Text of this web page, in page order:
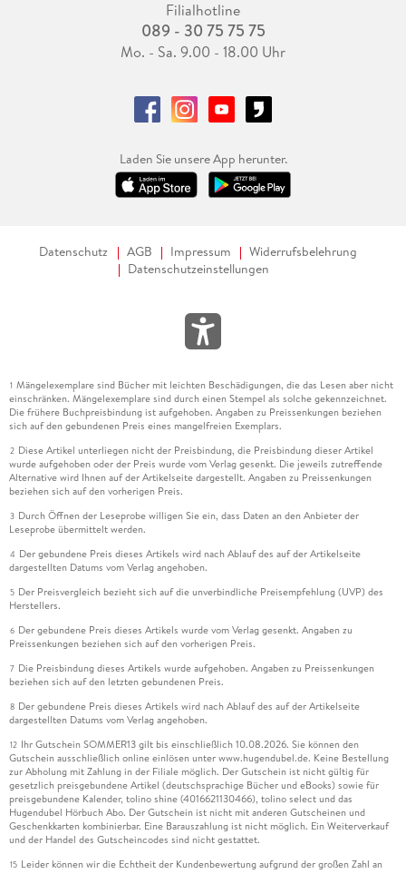
Filialhotline
089 - 30 75 75 75
Mo. - Sa. 9.00 - 18.00 Uhr
Laden Sie unsere App herunter.
Datenschutz AGB Impressum
Widerrufsbelehrung
Datenschutzeinstellungen
1 Mängelexemplare sind Bücher mit leichten Beschädigungen, die das Lesen aber nicht
einschränken. Mängelexemplare sind durch einen Stempel als solche gekennzeichnet.
Die frühere Buchpreisbindung ist aufgehoben. Angaben zu Preissenkungen beziehen
sich auf den gebundenen Preis eines mangelfreien Exemplars.
2 Diese Artikel unterliegen nicht der Preisbindung, die Preisbindung dieser Artikel
wurde aufgehoben oder der Preis wurde vom Verlag gesenkt. Die jeweils zutreffende
Alternative wird Ihnen auf der Artikelseite dargestellt. Angaben zu Preissenkungen
beziehen sich auf den vorherigen Preis.
3 Durch Öffnen der Leseprobe willigen Sie ein, dass Daten an den Anbieter der
Leseprobe übermittelt werden.
4 Der gebundene Preis dieses Artikels wird nach Ablauf des auf der Artikelseite
dargestellten Datums vom Verlag angehoben.
5 Der Preisvergleich bezieht sich auf die unverbindliche Preisempfehlung (UVP) des
Herstellers.
6 Der gebundene Preis dieses Artikels wurde vom Verlag gesenkt. Angaben zu
Preissenkungen beziehen sich auf den vorherigen Preis.
7 Die Preisbindung dieses Artikels wurde aufgehoben. Angaben zu Preissenkungen
beziehen sich auf den letzten gebundenen Preis.
8 Der gebundene Preis dieses Artikels wird nach Ablauf des auf der Artikelseite
dargestellten Datums vom Verlag angehoben.
12 Ihr Gutschein SOMMER13 gilt bis einschließlich 10.08.2026. Sie können den
Gutschein ausschließlich online einlösen unter www.hugendubel.de. Keine Bestellung
zur Abholung mit Zahlung in der Filiale möglich. Der Gutschein ist nicht gültig für
gesetzlich preisgebundene Artikel (deutschsprachige Bücher und eBooks) sowie für
preisgebundene Kalender, tolino shine (4016621130466), tolino select und das
Hugendubel Hörbuch Abo. Der Gutschein ist nicht mit anderen Gutscheinen und
Geschenkkarten kombinierbar. Eine Barauszahlung ist nicht möglich. Ein Weiterverkauf
und der Handel des Gutscheincodes sind nicht gestattet.
15 Leider können wir die Echtheit der Kundenbewertung aufgrund der großen Zahl an